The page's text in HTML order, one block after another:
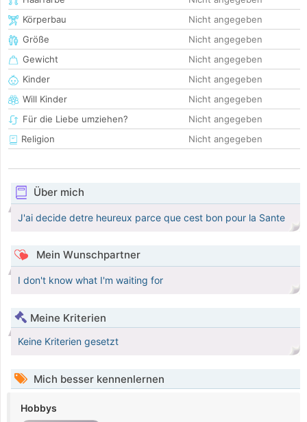
Körperbau
Nicht angegeben
Größe
Nicht angegeben
Gewicht
Nicht angegeben
Kinder
Nicht angegeben
Will Kinder
Nicht angegeben
Für die Liebe umziehen?
Nicht angegeben
Religion
Nicht angegeben
Über mich
J'ai decide detre heureux parce que cest bon pour la Sante
Mein Wunschpartner
I don't know what I'm waiting for
Meine Kriterien
Keine Kriterien gesetzt
Mich besser kennenlernen
Hobbys